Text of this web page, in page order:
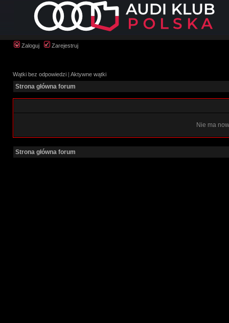
Zaloguj Zarejestruj
Wątki bez odpowiedzi | Aktywne wątki
Strona główna forum
Nie ma
Strona główna forum